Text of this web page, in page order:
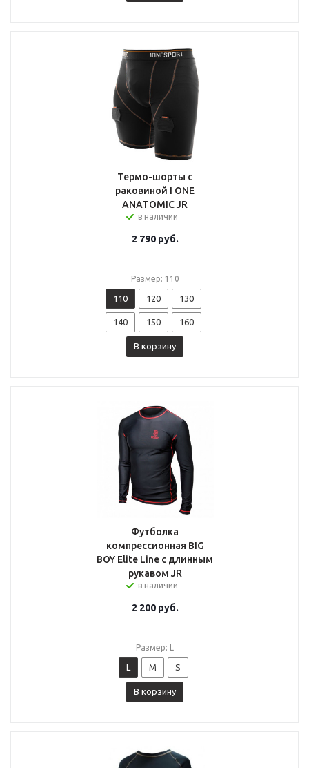
Термо-шорты с
раковиной I ONE
ANATOMIC JR
в наличии
2 790руб.
Размер: 110
110 120 130
140 150 160
В корзину
Футболка
компрессионная BIG
BOY Elite Line с длинным
рукавом JR
в наличии
2 200руб.
Размер: L
L M S
В корзину